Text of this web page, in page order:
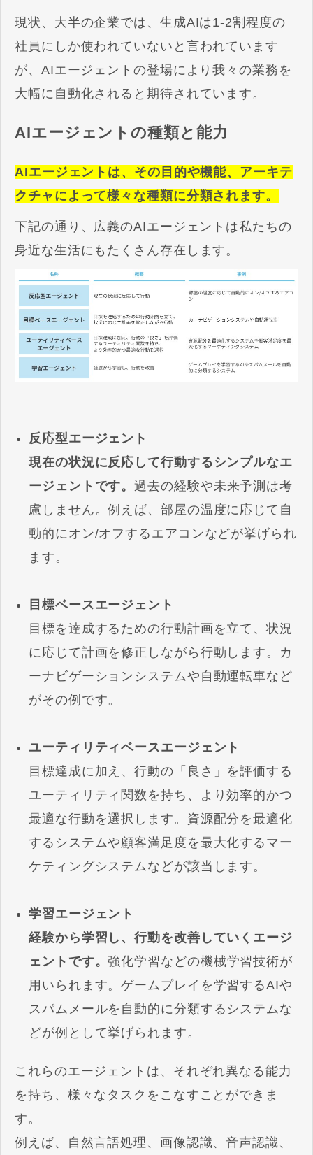
現状、大半の企業では、生成AIは1-2割程度の
社員にしか使われていないと言われています
が、AIエージェントの登場により我々の業務を
大幅に自動化されると期待されています。
AIエージェントの種類と能力
AIエージェントは、その目的や機能、アーキテ
クチャによって様々な種類に分類されます。
下記の通り、広義のAIエージェントは私たちの
身近な生活にもたくさん存在します。
反応型エージェント
現在の状況に反応して行動するシンプルなエ
ージェントです。過去の経験や未来予測は考
慮しません。例えば、部屋の温度に応じて自
動的にオン/オフするエアコンなどが挙げられ
ます。
目標ベースエージェント
目標を達成するための行動計画を立て、状況
に応じて計画を修正しながら行動します。カ
ーナビゲーションシステムや自動運転車など
がその例です。
ユーティリティベースエージェント
目標達成に加え、行動の「良さ」を評価する
ユーティリティ関数を持ち、より効率的かつ
最適な行動を選択します。資源配分を最適化
するシステムや顧客満足度を最大化するマー
ケティングシステムなどが該当します。
学習エージェント
経験から学習し、行動を改善していくエージ
ェントです。強化学習などの機械学習技術が
用いられます。ゲームプレイを学習するAIや
スパムメールを自動的に分類するシステムな
どが例として挙げられます。
これらのエージェントは、それぞれ異なる能力
を持ち、様々なタスクをこなすことができま
す。
例えば、自然言語処理、画像認識、音声認識、